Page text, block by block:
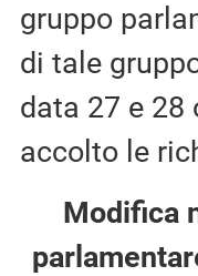
gruppo
di tale
data 27 e 28
accolto le
Modifica